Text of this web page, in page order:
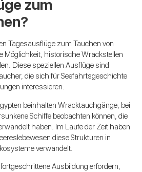
zum
Tagesausflüge zum Tauchen von
Möglichkeit, historische Wrackstellen
Diese speziellen Ausflüge sind
die sich für Seefahrtsgeschichte
interessieren.
beinhalten Wracktauchgänge, bei
Schiffe beobachten können, die
haben. Im Laufe der Zeit haben
diese Strukturen in
verwandelt.
Ausbildung erfordern,